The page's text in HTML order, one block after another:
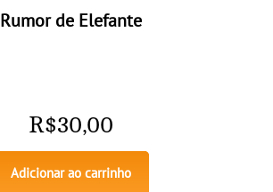
Rumor de Elefante
R$30,00
Adicionar ao carrinho